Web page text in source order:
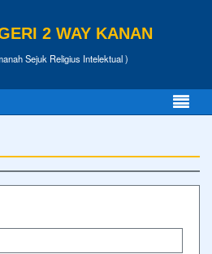
2 WAY KANAN
Sejuk Religius Intelektual )